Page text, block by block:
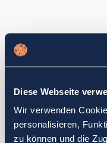
Diese Webseite
Wir verwenden
personalisieren,
zu können und die